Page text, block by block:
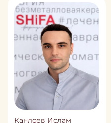
Канлоев Ислам